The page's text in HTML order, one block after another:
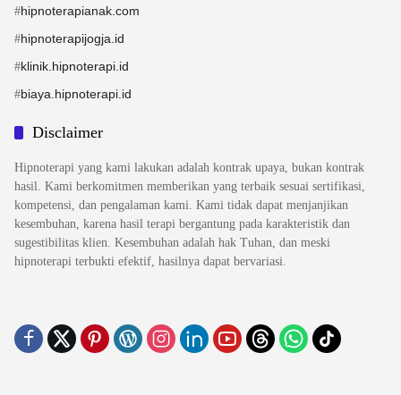
#hipnoterapianak.com
#hipnoterapijogja.id
#klinik.hipnoterapi.id
#biaya.hipnoterapi.id
Disclaimer
Hipnoterapi yang kami lakukan adalah kontrak upaya, bukan kontrak
hasil. Kami berkomitmen memberikan yang terbaik sesuai sertifikasi,
kompetensi, dan pengalaman kami. Kami tidak dapat menjanjikan
kesembuhan, karena hasil terapi bergantung pada karakteristik dan
sugestibilitas klien. Kesembuhan adalah hak Tuhan, dan meski
hipnoterapi terbukti efektif, hasilnya dapat bervariasi.